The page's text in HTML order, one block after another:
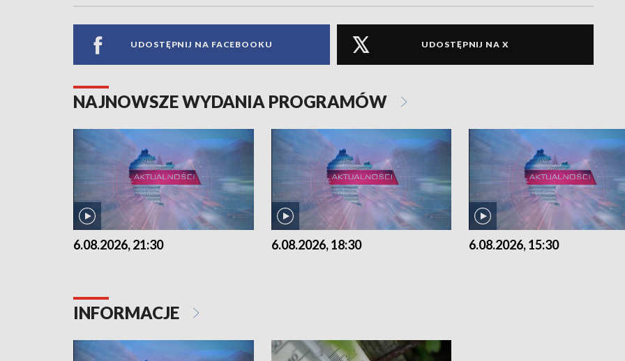
UDOSTĘPNIJ NA FACEBOOKU UDOSTĘPNIJ NA X
NAJNOWSZE WYDANIA PROGRAMÓW
6.08.2026, 21:30 6.08.2026, 18:30 6.08.2026, 15:30
INFORMACJE